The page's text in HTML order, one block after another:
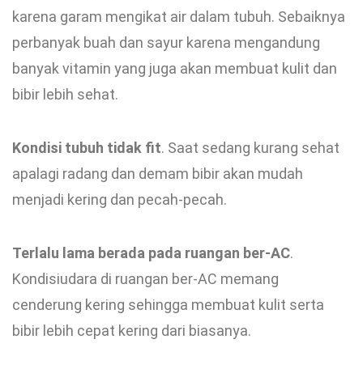
karena garam mengikat air dalam tubuh. Sebaiknya
perbanyak buah dan sayur karena mengandung
banyak vitamin yang juga akan membuat kulit dan
bibir lebih sehat.
Kondisi tubuh tidak fit. Saat sedang kurang sehat
apalagi radang dan demam bibir akan mudah
menjadi kering dan pecah-pecah.
Terlalu lama berada pada ruangan ber-AC.
Kondisiudara di ruangan ber-AC memang
cenderung kering sehingga membuat kulit serta
bibir lebih cepat kering dari biasanya.